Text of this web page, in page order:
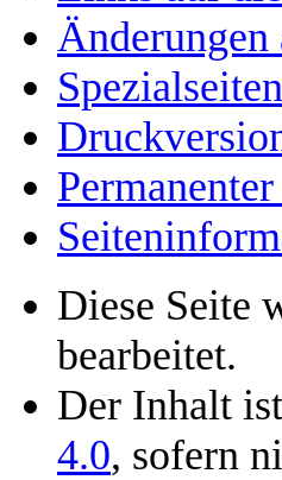
Spezialseiten
Diese Seite
bearbeitet.
Der Inhalt
4.0, sofern